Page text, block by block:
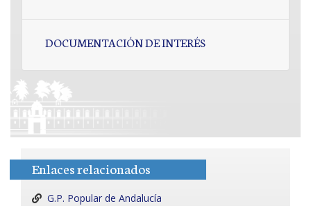
DOCUMENTACIÓN DE INTERÉS
Enlaces relacionados
G.P. Popular de Andalucía